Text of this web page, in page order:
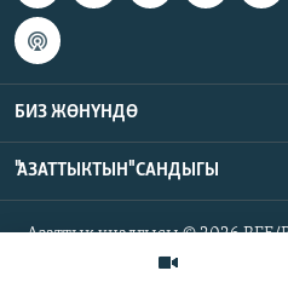
БИЗ ЖӨНҮНДӨ
"АЗАТТЫКТЫН" САНДЫГЫ
Азаттык үналгысы © 2026 RFE/